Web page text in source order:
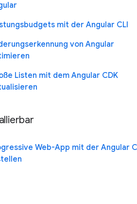
mit der Angular CLI
von Angular
Listen mit dem Angular CDK
Web-App mit der Angular